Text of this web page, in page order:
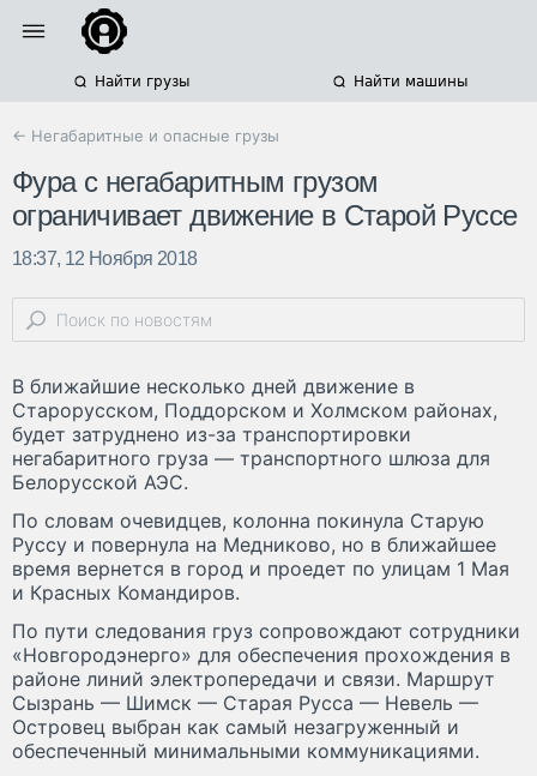
Найти грузы Найти машины
← Негабаритные и опасные грузы
Фура с негабаритным грузом
ограничивает движение в Старой Руссе
18:37, 12 Ноября 2018
В ближайшие несколько дней движение в
Старорусском, Поддорском и Холмском районах,
будет затруднено из-за транспортировки
негабаритного груза — транспортного шлюза для
Белорусской АЭС.
По словам очевидцев, колонна покинула Старую
Руссу и повернула на Медниково, но в ближайшее
время вернется в город и проедет по улицам 1 Мая
и Красных Командиров.
По пути следования груз сопровождают сотрудники
«Новгородэнерго» для обеспечения прохождения в
районе линий электропередачи и связи. Маршрут
Сызрань — Шимск — Старая Русса — Невель —
Островец выбран как самый незагруженный и
обеспеченный минимальными коммуникациями.